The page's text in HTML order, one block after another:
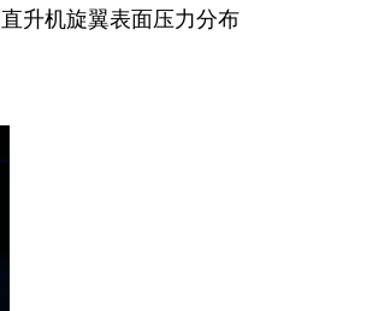
升机旋翼表面压力分布